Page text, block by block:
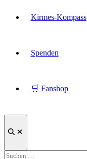
Kirmes-Kompass
Spenden
🛒 Fanshop
Suche
Suchen